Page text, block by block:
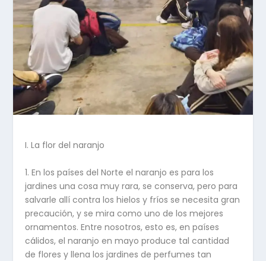
I. La flor del naranjo
1. En los países del Norte el naranjo es para los
jardines una cosa muy rara, se conserva, pero para
salvarle allí contra los hielos y fríos se necesita gran
precaución, y se mira como uno de los mejores
ornamentos. Entre nosotros, esto es, en países
cálidos, el naranjo en mayo produce tal cantidad
de flores y llena los jardines de perfumes tan